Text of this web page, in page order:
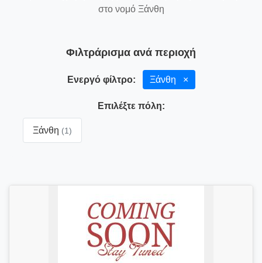
στο νομό Ξάνθη
Φιλτράρισμα ανά περιοχή
Ενεργό φίλτρο: Ξάνθη ×
Επιλέξτε πόλη:
Ξάνθη (1)